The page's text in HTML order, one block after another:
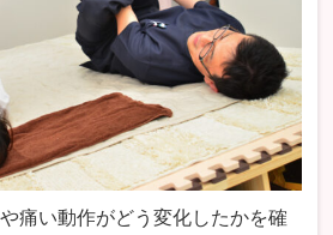
痛い動作がどう変化したかを確